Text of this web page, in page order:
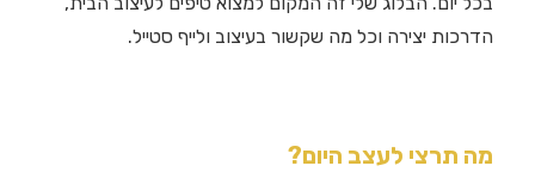
הדרכות יצירה וכל מה שקשור בעיצוב ולייף סטייל.
מה תרצי לעצב היום?